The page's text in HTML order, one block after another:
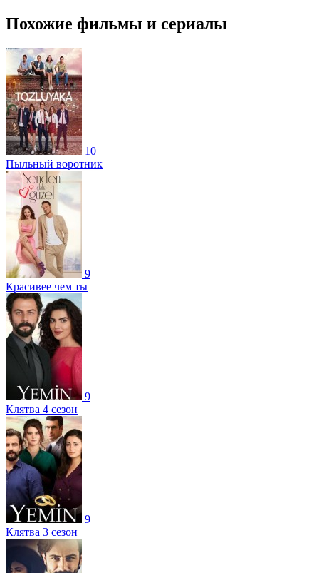
Похожие фильмы и сериалы
10
Пыльный воротник
9
Красивее чем ты
9
Клятва 4 сезон
9
Клятва 3 сезон